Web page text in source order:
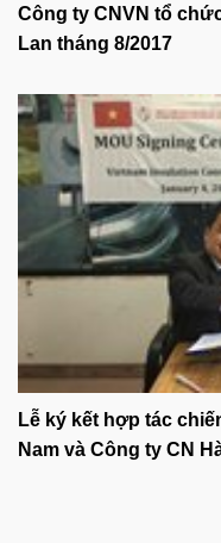
Công ty CNVN tổ
Lan tháng 8/2017
Lễ ký kết hợp tác
Nam và Công ty CN